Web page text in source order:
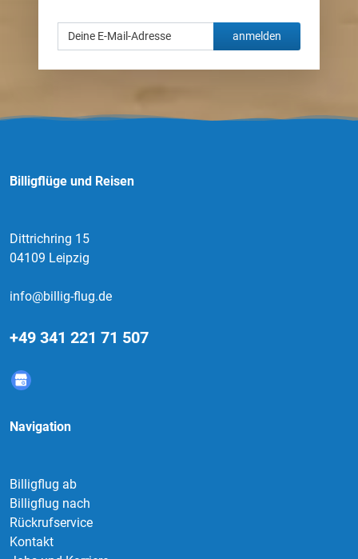
anmelden
Billigflüge und Reisen
Dittrichring 15
04109 Leipzig
info@billig-flug.de
+49 341 221 71 507
Navigation
Billigflug ab
Billigflug nach
Rückrufservice
Kontakt